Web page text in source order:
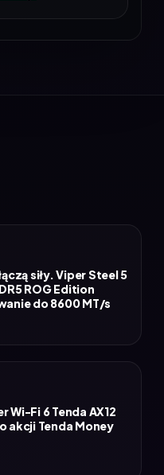
siły. Viper Steel 5
ROG Edition
do 8600 MT/s
Wi-Fi 6 Tenda AX12
akcji Tenda Money